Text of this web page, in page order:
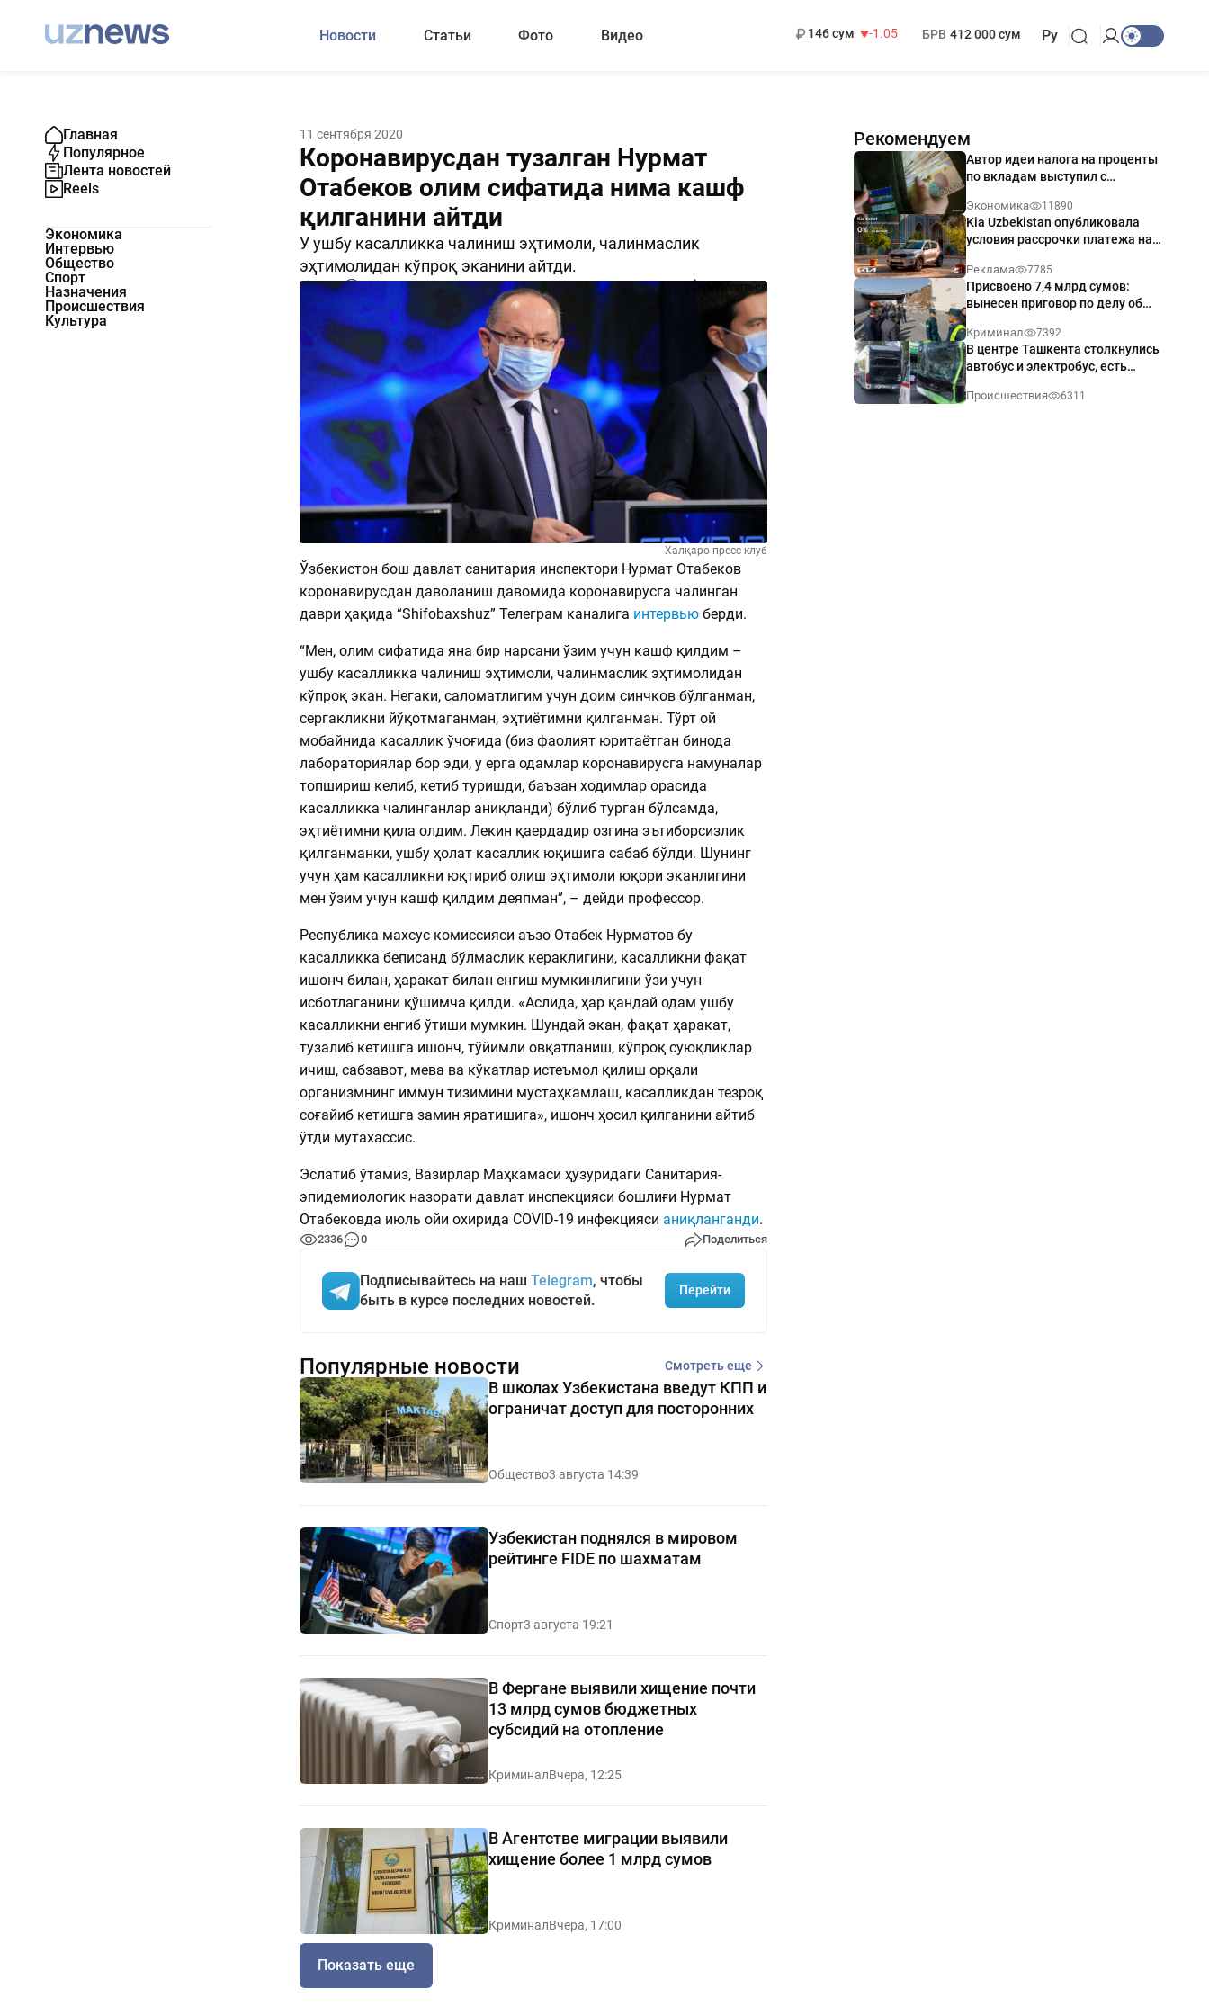
Новости Статьи Фото Видео
146 сум
-1.05
БРВ 412 000 сум Ру
Главная
Популярное
Лента новостей
Reels
Экономика
Интервью
Общество
Спорт
Назначения
Происшествия
Культура
11 сентября 2020
Коронавирусдан тузалган Нурмат
Отабеков олим сифатида нима кашф
қилганини айтди
У ушбу касалликка чалиниш эҳтимоли, чалинмаслик
эҳтимолидан кўпроқ эканини айтди.
2336 Поделиться
Халқаро пресс-клуб
Ўзбекистон бош давлат санитария инспектори Нурмат Отабеков
коронавирусдан даволаниш давомида коронавирусга чалинган
даври ҳақида “Shifobaxshuz” Телеграм каналига интервью берди.
“Мен, олим сифатида яна бир нарсани ўзим учун кашф қилдим –
ушбу касалликка чалиниш эҳтимоли, чалинмаслик эҳтимолидан
кўпроқ экан. Негаки, саломатлигим учун доим синчков бўлганман,
сергакликни йўқотмаганман, эҳтиётимни қилганман. Тўрт ой
мобайнида касаллик ўчоғида (биз фаолият юритаётган бинода
лабораториялар бор эди, у ерга одамлар коронавирусга намуналар
топшириш келиб, кетиб туришди, баъзан ходимлар орасида
касалликка чалинганлар аниқланди) бўлиб турган бўлсамда,
эҳтиётимни қила олдим. Лекин қаердадир озгина эътиборсизлик
қилганманки, ушбу ҳолат касаллик юқишига сабаб бўлди. Шунинг
учун ҳам касалликни юқтириб олиш эҳтимоли юқори эканлигини
мен ўзим учун кашф қилдим деяпман”, – дейди профессор.
Республика махсус комиссияси аъзо Отабек Нурматов бу
касалликка беписанд бўлмаслик кераклигини, касалликни фақат
ишонч билан, ҳаракат билан енгиш мумкинлигини ўзи учун
исботлаганини қўшимча қилди. «Аслида, ҳар қандай одам ушбу
касалликни енгиб ўтиши мумкин. Шундай экан, фақат ҳаракат,
тузалиб кетишга ишонч, тўйимли овқатланиш, кўпроқ суюқликлар
ичиш, сабзавот, мева ва кўкатлар истеъмол қилиш орқали
организмнинг иммун тизимини мустаҳкамлаш, касалликдан тезроқ
соғайиб кетишга замин яратишига», ишонч ҳосил қилганини айтиб
ўтди мутахассис.
Эслатиб ўтамиз, Вазирлар Маҳкамаси ҳузуридаги Санитария-
эпидемиологик назорати давлат инспекцияси бошлиғи Нурмат
Отабековда июль ойи охирида COVID-19 инфекцияси аниқланганди.
2336 0 Поделиться
Подписывайтесь на наш Telegram, чтобы
быть в курсе последних новостей.
Перейти
Рекомендуем
Автор идеи налога на проценты
по вкладам выступил с
Экономика 11890
Kia Uzbekistan опубликовала
условия рассрочки платежа на
годовых
Реклама 7785
Присвоено 7,4 млрд сумов:
вынесен приговор по делу об
Ташкенте
Криминал 7392
В центре Ташкента столкнулись
автобус и электробус, есть
Происшествия 6311
Популярные новости Смотреть еще
В школах Узбекистана введут КПП и
ограничат доступ для посторонних
Общество3 августа 14:39
Узбекистан поднялся в мировом
рейтинге FIDE по шахматам
Спорт3 августа 19:21
В Фергане выявили хищение почти
13 млрд сумов бюджетных
субсидий на отопление
КриминалВчера, 12:25
В Агентстве миграции выявили
хищение более 1 млрд сумов
КриминалВчера, 17:00
Показать еще